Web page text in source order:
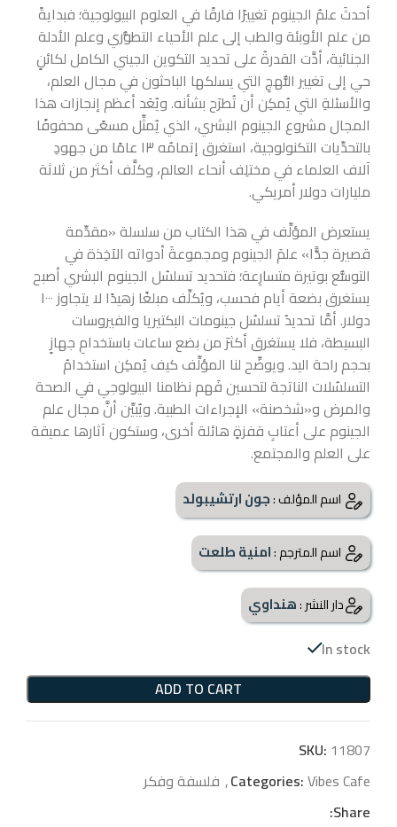
أحدثَ علمُ الجينوم تغييرًا فارقًا في العلوم البيولوجية؛ فبدايةً
من علم الأوبئة والطب إلى علم الأحياء التطوُّري وعلم الأدلة
الجنائية، أدَّت القدرةُ على تحديد التكوين الجيني الكامل لكائنٍ
حي إلى تغيير النُّهجِ التي يسلكها الباحثون في مجال العلم،
والأسئلةِ التي يُمكِن أن تُطرَح بشأنه. ويُعَد أعظم إنجازات هذا
المجال مشروع الجينوم البشري، الذي يُمثِّل مسعًى محفوفًا
بالتحدِّيات التكنولوجية، استغرق إتمامُه ١٣ عامًا من جهودِ
آلاف العلماء في مختلِف أنحاء العالم، وكلَّف أكثر من ثلاثة
مليارات دولار أمريكي.
يستعرض المؤلِّف في هذا الكتاب من سلسلة «مقدِّمة
قصيرة جدًّا» علمَ الجينوم ومجموعةَ أدواته الآخِذة في
التوسُّع بوتيرة متسارِعة؛ فتحديد تسلسُل الجينوم البشري أصبح
يستغرق بضعة أيام فحسب، ويُكلِّف مبلغًا زهيدًا لا يتجاوز ١٠٠٠
دولار. أمَّا تحديدُ تسلسُل جينومات البكتيريا والفيروسات
البسيطة، فلا يستغرق أكثرَ من بضع ساعات باستخدامِ جهازٍ
بحجم راحة اليد. ويوضِّح لنا المؤلِّف كيف يُمكِن استخدامُ
التسلسُلات الناتجة لتحسين فَهم نظامنا البيولوجي في الصحة
والمرض و«شخصنة» الإجراءات الطبية. ويُبيِّن أنَّ مجال علم
الجينوم على أعتابِ قفزةٍ هائلة أخرى، وستكون آثارها عميقة
على العلم والمجتمع.
اسم المؤلف :جون ارتشيبولد
اسم المترجم :امنية طلعت
دار النشر :هنداوي
In stock
ADD TO CART
SKU: 11807
Categories:Vibes Cafe
, فلسفة وفكر
Share: